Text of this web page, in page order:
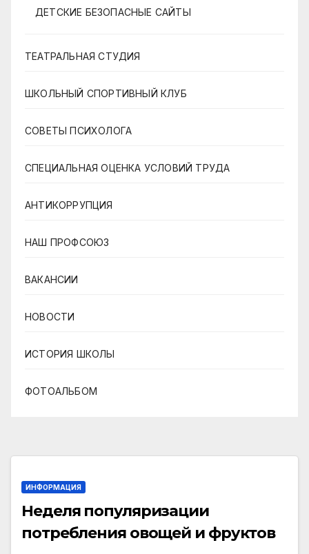
ДЕТСКИЕ БЕЗОПАСНЫЕ САЙТЫ
ТЕАТРАЛЬНАЯ СТУДИЯ
ШКОЛЬНЫЙ СПОРТИВНЫЙ КЛУБ
СОВЕТЫ ПСИХОЛОГА
СПЕЦИАЛЬНАЯ ОЦЕНКА УСЛОВИЙ ТРУДА
АНТИКОРРУПЦИЯ
НАШ ПРОФСОЮЗ
ВАКАНСИИ
НОВОСТИ
ИСТОРИЯ ШКОЛЫ
ФОТОАЛЬБОМ
ИНФОРМАЦИЯ
Неделя популяризации
потребления овощей и фруктов